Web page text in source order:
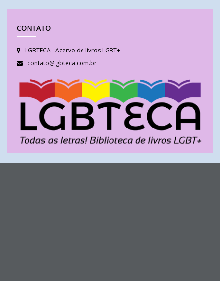
CONTATO
LGBTECA - Acervo de livros LGBT+
contato@lgbteca.com.br